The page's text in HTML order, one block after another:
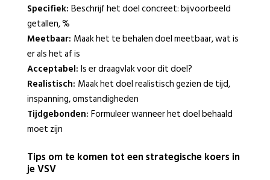
Specifiek: Beschrijf het doel concreet: bijvoorbeeld
getallen, %
Meetbaar: Maak het te behalen doel meetbaar, wat is
er als het af is
Acceptabel: Is er draagvlak voor dit doel?
Realistisch: Maak het doel realistisch gezien de tijd,
inspanning, omstandigheden
Tijdgebonden: Formuleer wanneer het doel behaald
moet zijn
Tips om te komen tot een strategische koers in
je VSV